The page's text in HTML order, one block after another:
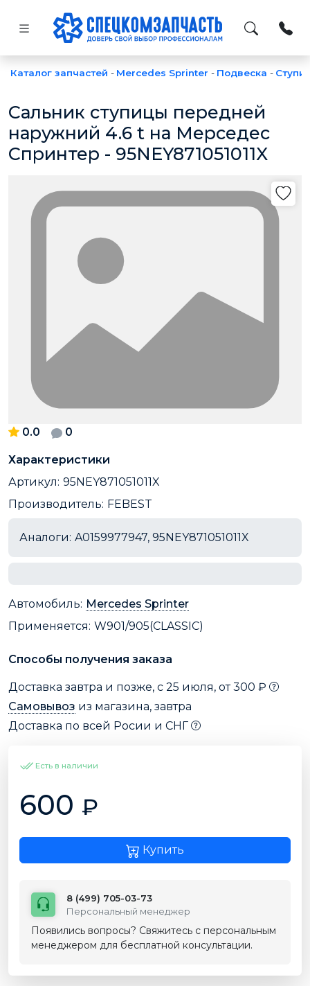
Каталог запчастей - Mercedes Sprinter - Подвеска -
Сальник ступицы передней
наружний 4.6 t на Мерседес
Спринтер - 95NEY871051011X
0.0 0
Характеристики
Артикул: 95NEY871051011X
Производитель: FEBEST
Аналоги: A0159977947, 95NEY871051011X
Автомобиль: Mercedes Sprinter
Применяется: W901/905(CLASSIC)
Способы получения заказа
Доставка завтра и позже, с 25 июля, от 300 ₽
Самовывоз из магазина, завтра
Доставка по всей Росии и СНГ
Есть в наличии
600 ₽
Купить
8 (499) 705-03-73
Персональный менеджер
Появились вопросы? Свяжитесь с персональным
менеджером для бесплатной консультации.